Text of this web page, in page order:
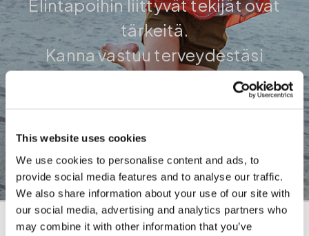
This website uses cookies
We use cookies to personalise content and ads, to
provide social media features and to analyse our traffic.
We also share information about your use of our site with
our social media, advertising and analytics partners who
may combine it with other information that you’ve
Elintapoihin liittyvät tekijät ovat
tärkeitä.
Kanna vastuu terveydestäsi